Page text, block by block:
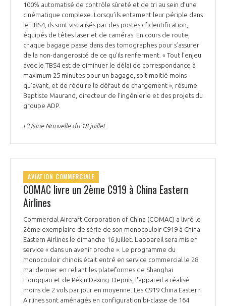
100% automatisé de contrôle sûreté et de tri au sein d’une
cinématique complexe. Lorsqu’ils entament leur périple dans
le TBS4, ils sont visualisés par des postes d’identification,
équipés de têtes laser et de caméras. En cours de route,
chaque bagage passe dans des tomographes pour s’assurer
de la non-dangerosité de ce qu’ils renferment. « Tout l’enjeu
avec le TBS4 est de diminuer le délai de correspondance à
maximum 25 minutes pour un bagage, soit moitié moins
qu’avant, et de réduire le défaut de chargement », résume
Baptiste Maurand, directeur de l’ingénierie et des projets du
groupe ADP.
L’Usine Nouvelle du 18 juillet
AVIATION COMMERCIALE
COMAC livre un 2ème C919 à China Eastern
Airlines
Commercial Aircraft Corporation of China (COMAC) a livré le
2ème exemplaire de série de son monocouloir C919 à China
Eastern Airlines le dimanche 16 juillet. L'appareil sera mis en
service « dans un avenir proche ». Le programme du
monocouloir chinois était entré en service commercial le 28
mai dernier en reliant les plateformes de Shanghai
Hongqiao et de Pékin Daxing. Depuis, l'appareil a réalisé
moins de 2 vols par jour en moyenne. Les C919 China Eastern
Airlines sont aménagés en configuration bi-classe de 164